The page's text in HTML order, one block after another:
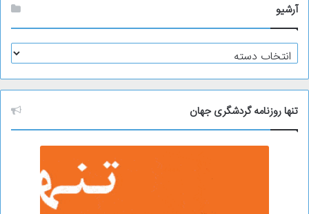
آرشیو
آ
ر
ش
ی
و
تنها روزنامه گردشگری جهان